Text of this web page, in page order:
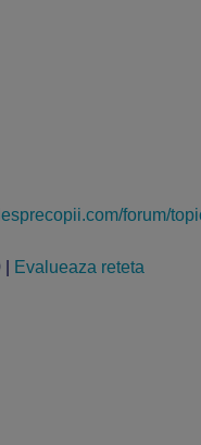
forum/
Evalueaza reteta